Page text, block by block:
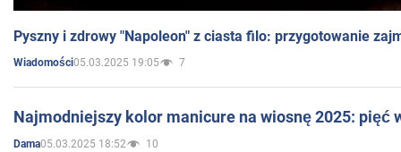
Pyszny i zdrowy "Napoleon" z ciasta filo: przygotowanie
Wiadomości05.03.2025 19:05 7
Najmodniejszy kolor manicure na wiosnę 2025: pięć
Dama05.03.2025 18:52 10